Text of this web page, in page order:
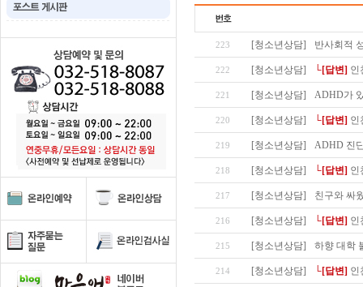
223 [청소년상담] 반사회적
222 [청소년상담] └[답변] 인
221 [청소년상담] ADHD가
220 [청소년상담] └[답변] 인
219 [청소년상담] ADHD 진
218 [청소년상담] └[답변] 인
217 [청소년상담] 친구와 싸
216 [청소년상담] └[답변] 인
215 [청소년상담] 하향 대학
214 [청소년상담] └[답변] 인